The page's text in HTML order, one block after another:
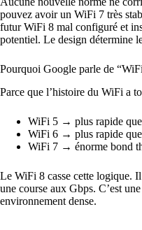
pouvez avoir un WiFi 7 très
futur WiFi 8 mal configuré et
potentiel. Le design détermine
Pourquoi Google parle de
Parce que l’histoire du WiFi a
WiFi 5 → plus rapide
WiFi 6 → plus rapide
WiFi 7 → énorme bond
Le WiFi 8 casse cette logique.
une course aux Gbps. C’est
environnement dense.